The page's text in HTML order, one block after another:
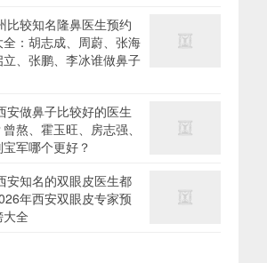
比较知名隆鼻医生预约
：胡志成、周蔚、张海
、张鹏、李冰谁做鼻子
安做鼻子比较好的医生
熬、霍玉旺、房志强、
军哪个更好？
安知名的双眼皮医生都
年西安双眼皮专家预
全